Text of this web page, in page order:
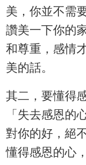
美，你並不需
讚美一下你的
和尊重，感情
美的話。
其二，要懂得
「失去感恩的
對你的好，絕
懂得感恩的心